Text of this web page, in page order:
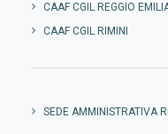
CAAF CGIL REGGIO
CAAF CGIL RIMINI
SEDE AMMINISTRATIVA